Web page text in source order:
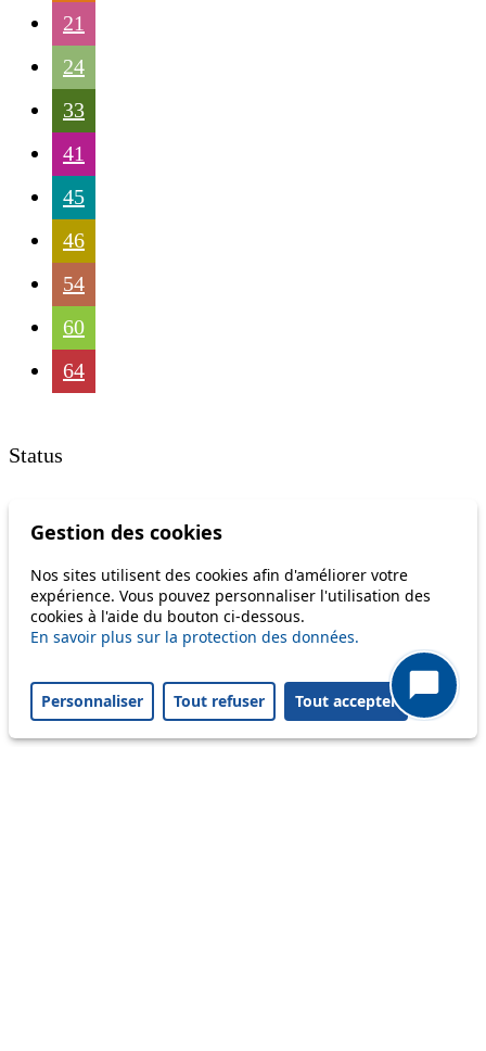
21
24
33
41
45
46
54
60
64
Status
Information
Disruption to come
Reset filters
Only lines affected by disruptions are listed above.
A question ? An observation ?
Gestion des cookies
Nos sites utilisent des cookies afin d'améliorer votre
expérience. Vous pouvez personnaliser l'utilisation des
cookies à l'aide du bouton ci-dessous.
En savoir plus sur la protection des données.
Personnaliser Tout refuser Tout accepter